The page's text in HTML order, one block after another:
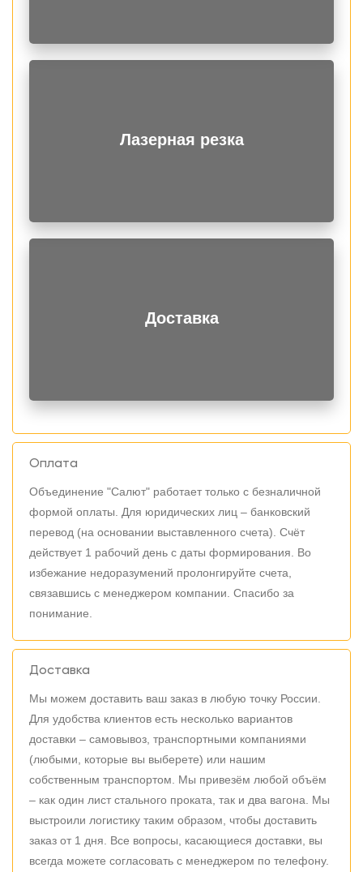
Лазерная резка
Доставка
Оплата
Объединение "Салют" работает только с безналичной
формой оплаты. Для юридических лиц – банковский
перевод (на основании выставленного счета). Счёт
действует 1 рабочий день с даты формирования. Во
избежание недоразумений пролонгируйте счета,
связавшись с менеджером компании. Спасибо за
понимание.
Доставка
Мы можем доставить ваш заказ в любую точку России.
Для удобства клиентов есть несколько вариантов
доставки – самовывоз, транспортными компаниями
(любыми, которые вы выберете) или нашим
собственным транспортом. Мы привезём любой объём
– как один лист стального проката, так и два вагона. Мы
выстроили логистику таким образом, чтобы доставить
заказ от 1 дня. Все вопросы, касающиеся доставки, вы
всегда можете согласовать с менеджером по телефону.